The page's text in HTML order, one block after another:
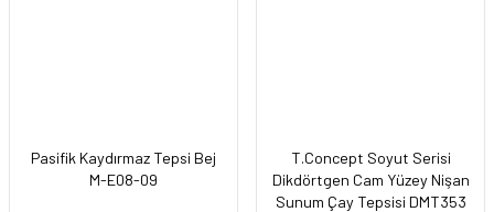
Pasifik Kaydırmaz Tepsi Bej
M-E08-09
T.Concept Soyut Serisi
Dikdörtgen Cam Yüzey Nişan
Sunum Çay Tepsisi DMT353